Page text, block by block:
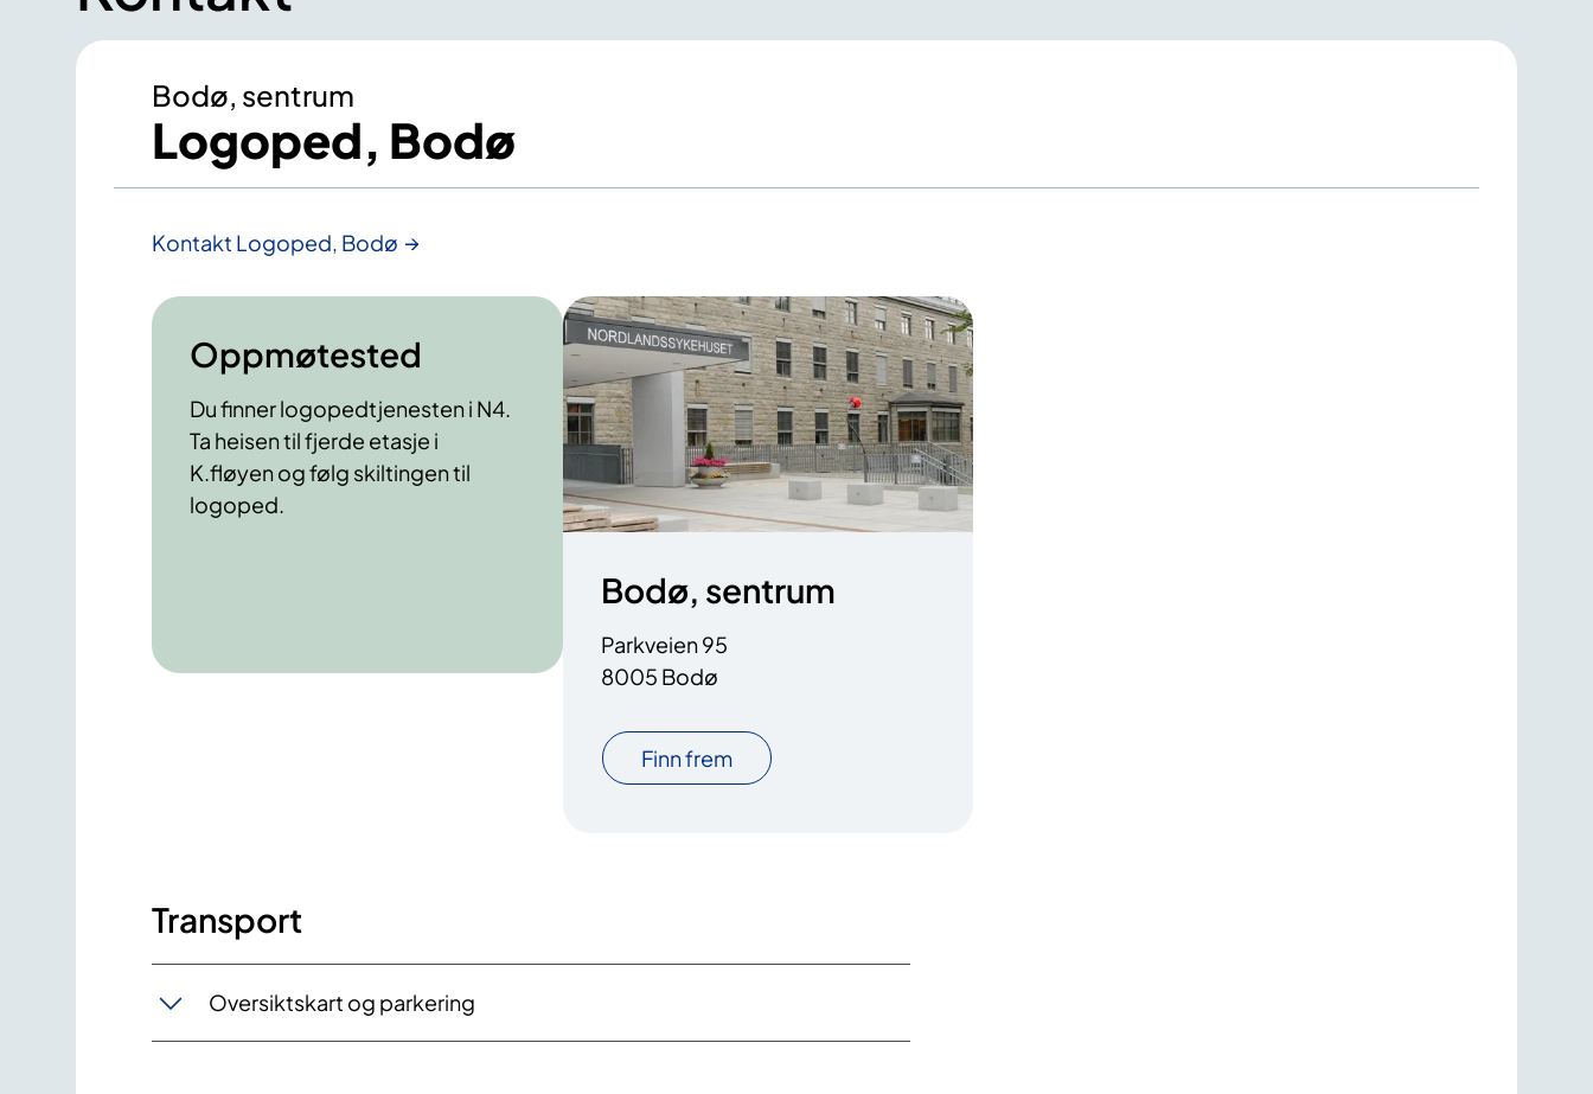
Bodø, sentrum
Logoped, Bodø
Kontakt Logoped, Bodø
Oppmøtested
Du finner logopedtjenesten i N4.
Ta heisen til fjerde etasje i
K.fløyen og følg skiltingen til
logoped.
Bodø, sentrum
Parkveien 95
8005 Bodø
Finn frem
Transport
Oversiktskart og parkering